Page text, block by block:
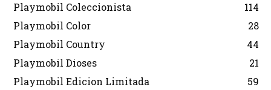
Playmobil Coleccionista
114
Playmobil Color
28
Playmobil Country
44
Playmobil Dioses
21
Playmobil Edicion Limitada
59